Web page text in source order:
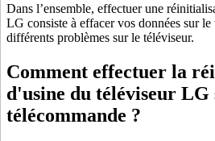
Dans l’ensemble, effectuer une
LG consiste à effacer vos données sur le
différents problèmes sur le téléviseur.
Comment effectuer la
d'usine du téléviseur LG
télécommande ?